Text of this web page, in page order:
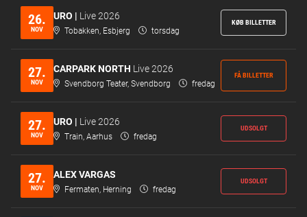
26.
NOV
URO | Live 2026
Tobakken, Esbjerg torsdag
KØB BILLETTER
27.
NOV
CARPARK NORTH Live 2026
Svendborg Teater, Svendborg fredag
FÅ BILLETTER
27.
NOV
URO | Live 2026
Train, Aarhus fredag
UDSOLGT
27.
NOV
ALEX VARGAS
Fermaten, Herning fredag
UDSOLGT